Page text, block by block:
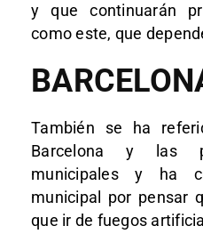
y que continuarán
como este, que
También se ha
Barcelona y las
municipales y ha
municipal por pensar
que ir de fuegos